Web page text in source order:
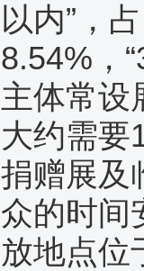
以内”，
8.54%，
主体常设
大约需要
捐赠展及
众的时间
放地点位